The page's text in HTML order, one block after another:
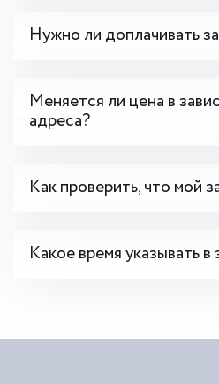
Нужно ли доплачивать
Меняется ли цена в
адреса?
Как проверить, что мой
Какое время указывать в